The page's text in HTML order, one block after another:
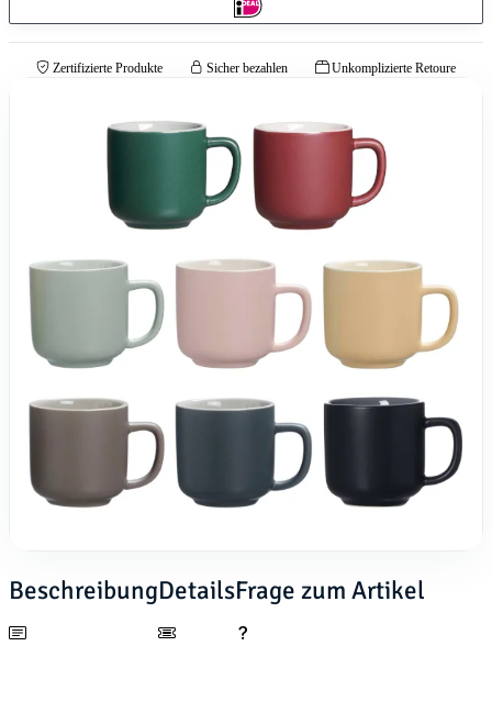
Zertifizierte Produkte Sicher bezahlen Unkomplizierte Retoure
BeschreibungDetailsFrage zum Artikel